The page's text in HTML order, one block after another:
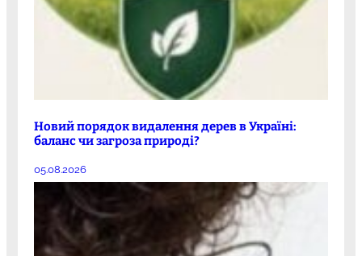
Новий порядок видалення дерев в Україні:
баланс чи загроза природі?
05.08.2026